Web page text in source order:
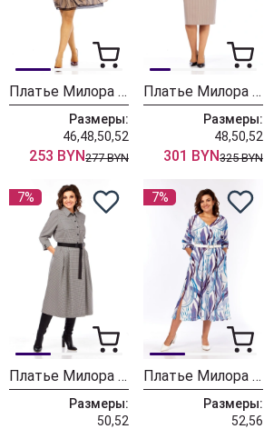
Платье Милора Стиль 1035 песочный
Размеры:
46,48,50,52
253 BYN277 BYN
Платье Милора Стиль 1395 песочный
Размеры:
48,50,52
301 BYN325 BYN
7%
Платье Милора Стиль 1371 гусиная лапка
Размеры:
50,52
7%
Платье Милора Стиль 1330 сиренево-голубой
Размеры:
52,56